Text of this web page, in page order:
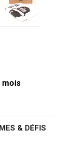
mois
& DÉFIS